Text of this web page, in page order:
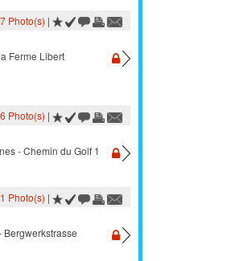
Photo(s) |
Ferme Libert
6 Photo(s) |
- Chemin du Golf 1
Photo(s) |